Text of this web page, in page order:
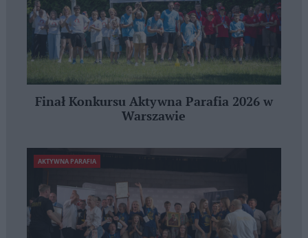
Finał Konkursu Aktywna Parafia 2026 w
Warszawie
AKTYWNA PARAFIA